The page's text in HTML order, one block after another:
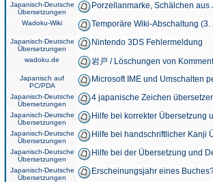
Japanisch-Deutsche
Übersetzungen
Porzellanmarke, Schälchen aus
Wadoku-Wiki Temporäre Wiki-Abschaltung
Japanisch-Deutsche
Übersetzungen
Nintendo 3DS Fehlermeldung
wadoku.de 岩戸 / Löschungen von
Japanisch auf
PC/PDA
Microsoft IME und Umschalten
Japanisch-Deutsche
Übersetzungen
4 japanische Zeichen
Japanisch-Deutsche
Übersetzungen
Hilfe bei korrekter Übersetzung
Japanisch-Deutsche
Übersetzungen
Hilfe bei handschriftlicher Kanji
Japanisch-Deutsche
Übersetzungen
Hilfe bei der Übersetzung und
Japanisch-Deutsche
Übersetzungen
Erscheinungsjahr eines